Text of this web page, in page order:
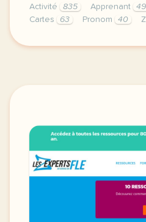
Activité 835 Apprenant
Cartes
63 Pronom 40
en avril 2024 a l